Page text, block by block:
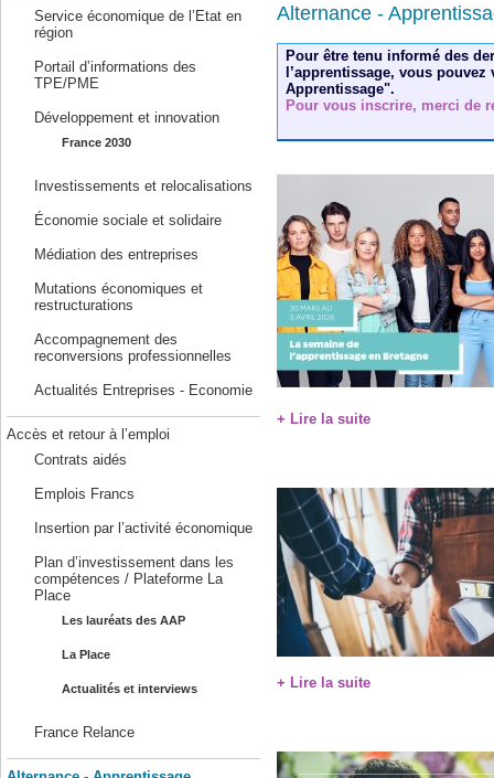
Service économique de l’Etat en
région
Portail d’informations des
TPE/PME
Développement et innovation
France 2030
Investissements et relocalisations
Économie sociale et solidaire
Médiation des entreprises
Mutations économiques et
restructurations
Accompagnement des
reconversions professionnelles
Actualités Entreprises - Economie
Accès et retour à l’emploi
Contrats aidés
Emplois Francs
Insertion par l’activité économique
Plan d’investissement dans les
compétences / Plateforme La
Place
Les lauréats des AAP
La Place
Actualités et interviews
France Relance
Alternance -
Pour être tenu informé des
l’apprentissage, vous
Apprentissage".
Pour vous inscrire, merci de
+ Lire la suite
+ Lire la suite